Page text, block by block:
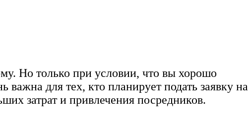
Но только при условии, что вы хорошо
для тех, кто планирует подать заявку на
затрат и привлечения посредников.